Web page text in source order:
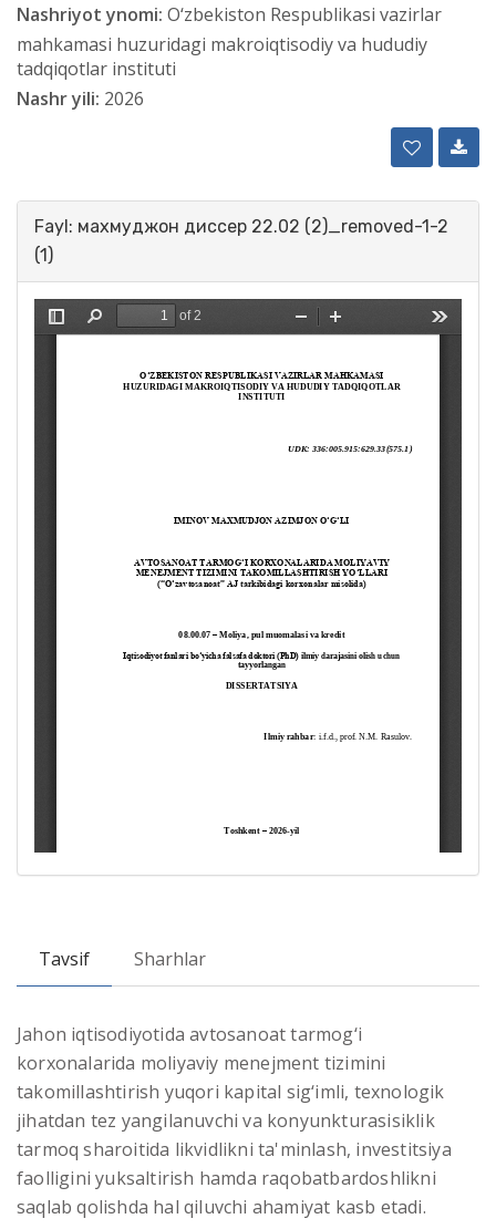
Nashriyot ynomi: O‘zbekiston Respublikasi vazirlar
mahkamasi huzuridagi makroiqtisodiy va hududiy
tadqiqotlar instituti
Nashr yili: 2026
Fayl: махмуджон диссер 22.02 (2)_removed-1-2
(1)
Tavsif Sharhlar
Jahon iqtisodiyotida avtosanoat tarmog‘i
korxonalarida moliyaviy menejment tizimini
takomillashtirish yuqori kapital sig‘imli, texnologik
jihatdan tez yangilanuvchi va konyunkturasisiklik
tarmoq sharoitida likvidlikni ta'minlash, investitsiya
faolligini yuksaltirish hamda raqobatbardoshlikni
saqlab qolishda hal qiluvchi ahamiyat kasb etadi.